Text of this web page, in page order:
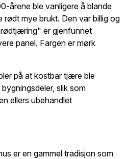
årene ble vanligere å blande
rødt mye brukt. Den var billig og
er gjenfunnet
panel. Fargen er mørk
på at kostbar tjære ble
slik som
ellers ubehandlet
er en gammel tradisjon som